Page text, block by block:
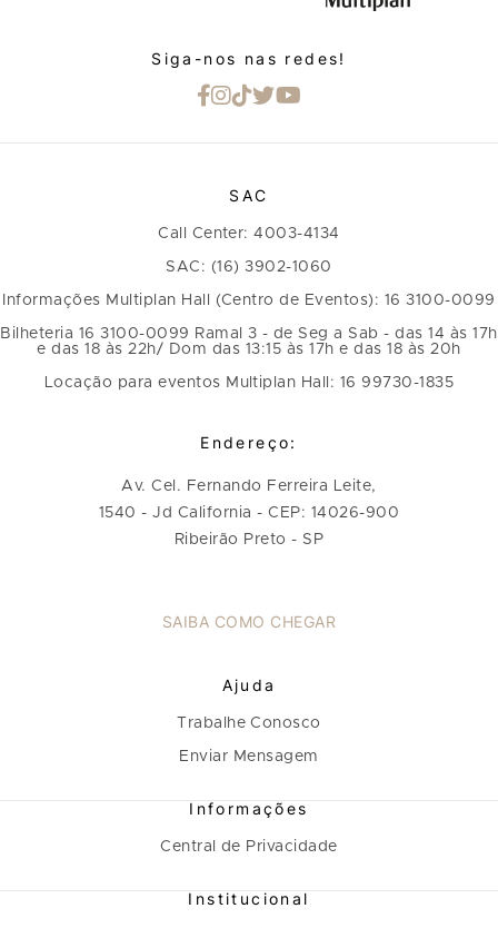
Siga-nos nas redes!
SAC
Call Center: 4003-4134
SAC: (16) 3902-1060
Informações Multiplan Hall (Centro de Eventos): 16 3100-0099
Bilheteria 16 3100-0099 Ramal 3 - de Seg a Sab - das 14 às 17h
e das 18 às 22h/ Dom das 13:15 às 17h e das 18 às 20h
Locação para eventos Multiplan Hall: 16 99730-1835
Endereço:
Av. Cel. Fernando Ferreira Leite,
1540 - Jd California - CEP: 14026-900
Ribeirão Preto - SP
SAIBA COMO CHEGAR
Ajuda
Trabalhe Conosco
Enviar Mensagem
Informações
Central de Privacidade
Institucional